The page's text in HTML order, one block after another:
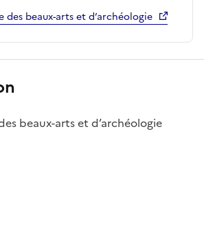
des beaux-arts et d’archéologie
beaux-arts et d’archéologie